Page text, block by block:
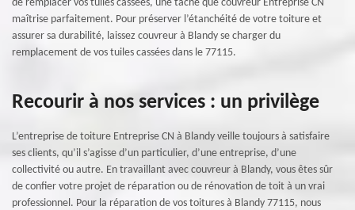
de remplacer vos tuiles cassées, une tâche que couvreur Entreprise CN
maîtrise parfaitement. Pour préserver l’étanchéité de votre toiture et
assurer sa durabilité, laissez couvreur à Blandy se charger du
remplacement de vos tuiles cassées dans le 77115.
Recourir à nos services : un privilège
L’entreprise de toiture Entreprise CN à Blandy veille toujours à satisfaire
ses clients, qu’il s’agisse d’un particulier, d’une entreprise, d’une
collectivité ou autre. En travaillant avec couvreur à Blandy, vous êtes sûr
de confier votre projet de réparation ou de rénovation de toit à un vrai
professionnel. Pour la réparation de vos toitures à Blandy 77115, nous